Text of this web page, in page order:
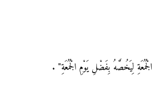
لِيَخُصَّهُ بِفَضْلِ يَوْمِ‏ الْجُمُعَةِ" .